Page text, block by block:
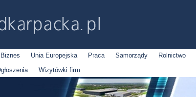
Biznes Unia Europejska Praca Samorządy Rolnictwo
Wizytówki firm